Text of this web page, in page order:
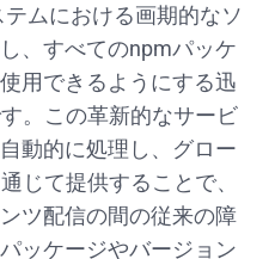
ムにおける画期的なソ
、すべてのnpmパッケ
用できるようにする迅
。この革新的なサービ
動的に処理し、グロー
じて提供することで、
ツ配信の間の従来の障
ッケージやバージョン